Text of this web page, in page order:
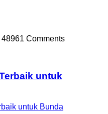
48961 Comments
untuk